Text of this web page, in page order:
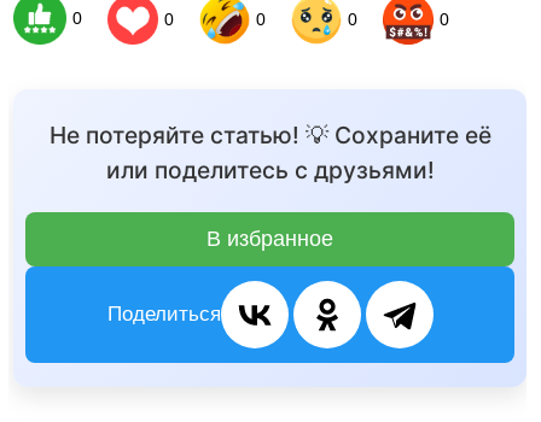
0 0 0 0 0
Не потеряйте статью! 💡 Сохраните её
или поделитесь с друзьями!
В избранное
Поделиться